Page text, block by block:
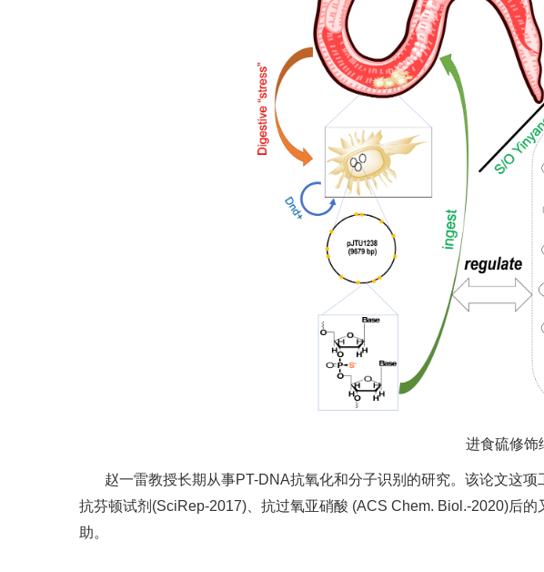
进食硫修饰
赵一雷教授长期从事PT-DNA抗氧化和分子识别的研究。该论文这
抗芬顿试剂(SciRep-2017)、抗过氧亚硝酸 (ACS Chem. Biol.-2020)后
助。